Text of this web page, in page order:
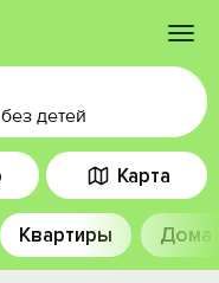
без детей
Карта
Квартиры Дома